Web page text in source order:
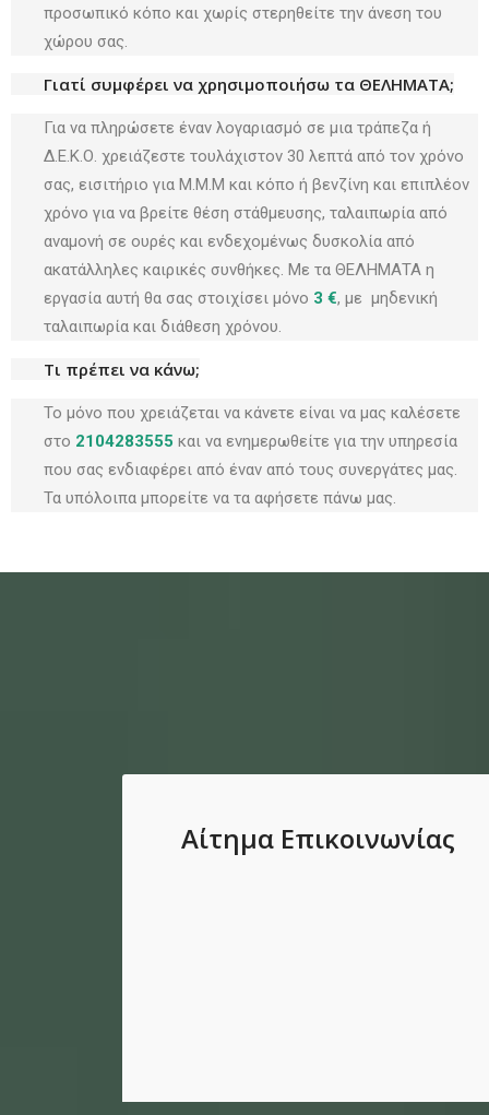
200
προσωπικό κόπο και χωρίς στερηθείτε την άνεση του
χώρου σας.
Γιατί συμφέρει να χρησιμοποιήσω τα ΘΕΛΗΜΑΤΑ;
Για να πληρώσετε έναν λογαριασμό σε μια τράπεζα ή
Δ.Ε.Κ.Ο. χρειάζεστε τουλάχιστον 30 λεπτά από τον χρόνο
σας, εισιτήριο για Μ.Μ.Μ και κόπο ή βενζίνη και επιπλέον
χρόνο για να βρείτε θέση στάθμευσης, ταλαιπωρία από
αναμονή σε ουρές και ενδεχομένως δυσκολία από
ακατάλληλες καιρικές συνθήκες. Με τα ΘΕΛΗΜΑΤΑ η
εργασία αυτή θα σας στοιχίσει μόνο 3 €, με μηδενική
ταλαιπωρία και διάθεση χρόνου.
Τι πρέπει να κάνω;
Το μόνο που χρειάζεται να κάνετε είναι να μας καλέσετε
στο 2104283555 και να ενημερωθείτε για την υπηρεσία
που σας ενδιαφέρει από έναν από τους συνεργάτες μας.
Τα υπόλοιπα μπορείτε να τα αφήσετε πάνω μας.
Αίτημα Επικοινωνίας